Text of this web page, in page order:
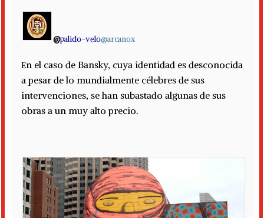
@palido-velo@arcanox
En el caso de Bansky, cuya identidad es desconocida
a pesar de lo mundialmente célebres de sus
intervenciones, se han subastado algunas de sus
obras a un muy alto precio.